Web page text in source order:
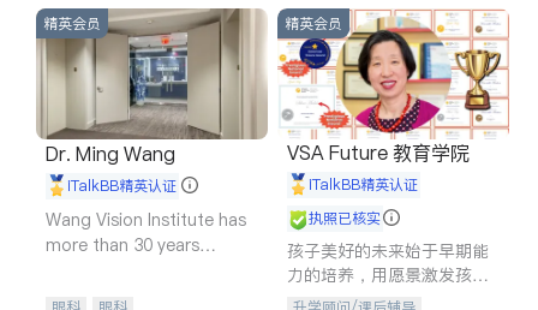
商铺租售
开发商建商
精英会员
Dr. Ming Wang
iTalkBB精英认证
Wang Vision Institute has
more than 30 years
精英会员
VSA Future 教育学院
iTalkBB精英认证
执照已核实
孩子美好的未来始于早期能
力的培养，用愿景激发孩子
的学习潜力和动力。理念：